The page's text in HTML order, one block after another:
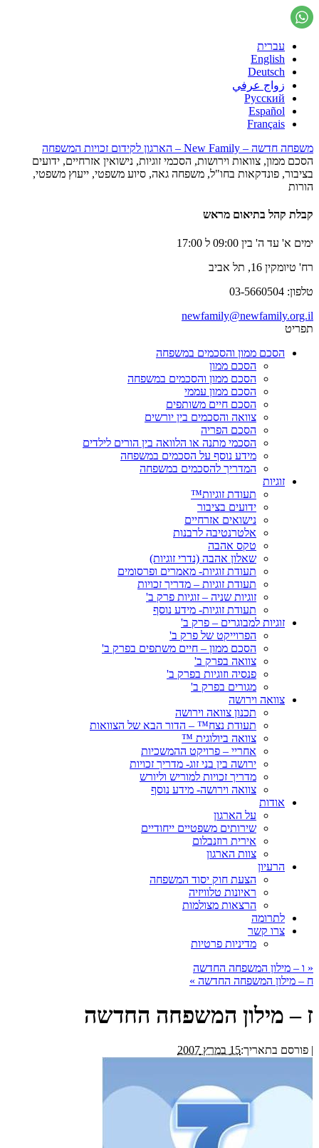
עברית
English
Deutsch
زواج عرفي
Русский
Español
Français
משפחה חדשה – New Family – הארגון לקידום זכויות המשפחה
הסכם ממון, צוואות וירושות, הסכמי זוגיות, נישואין אזרחיים, ידועים
בציבור, פונדקאות בחו"ל, משפחה גאה, סיוע משפטי, ייעוץ משפטי,
הורות
קבלת קהל בתיאום מראש
ימים א' עד ה' בין 09:00 ל 17:00
רח' טיומקין 16, תל אביב
טלפון: 03-5660504
newfamily@newfamily.org.il
תפריט
הסכם ממון והסכמים במשפחה
הסכם ממון
הסכם ממון והסכמים במשפחה
הסכם ממון עממי
הסכם חיים משותפים
צוואה והסכמים בין יורשים
הסכם הפריה
הסכמי מתנה או הלוואה בין הורים לילדים
מידע נוסף על הסכמים במשפחה
המדריך להסכמים במשפחה
זוגיות
תעודת זוגיות™
ידועים בציבור
נישואים אזרחיים
אלטרנטיבה לרבנות
טקס אהבה
שאלון אהבה (נדרי זוגיות)
תעודת זוגיות- מאמרים ופרסומים
תעודת זוגיות – מדריך זכויות
זוגיות שניה – זוגיות פרק ב'
תעודת זוגיות- מידע נוסף
זוגיות למבוגרים – פרק ב'
הפרוייקט של פרק ב'
הסכם ממון – חיים משתפים בפרק ב'
צוואה בפרק ב'
פנסיה וזוגיות בפרק ב'
מגורים בפרק ב'
צוואה וירושה
תכנון צוואה וירושה
תעודת נצח™ – הדור הבא של הצוואות
צוואה ביולוגית ™
אחריי – פרויקט ההמשכיות
ירושה בין בני זוג- מדריך זכויות
מדריך זכויות למוריש וליורש
צוואה וירושה- מידע נוסף
אודות
על הארגון
שירותים משפטיים ייחודיים
אירית רוזנבלום
צוות הארגון
הרעיון
הצעת חוק יסוד המשפחה
ראיונות טלוויזיה
הרצאות מצולמות
לתרומה
צרו קשר
מדיניות פרטיות
« ו – מילון המשפחה החדשה
ח – מילון המשפחה החדשה »
ז – מילון המשפחה החדשה
| פורסם בתאריך:15 במרץ 2007